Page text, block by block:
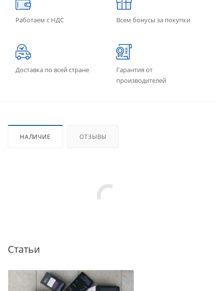
Работаем с НДС Всем бонусы за покупки
Доставка по всей стране
Гарантия от
производителей
НАЛИЧИЕ ОТЗЫВЫ
Статьи